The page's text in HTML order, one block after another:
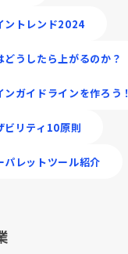
ントレンド2024
どうしたら上がるのか？
ガイドラインを作ろう！
ビリティ10原則
パレットツール紹介